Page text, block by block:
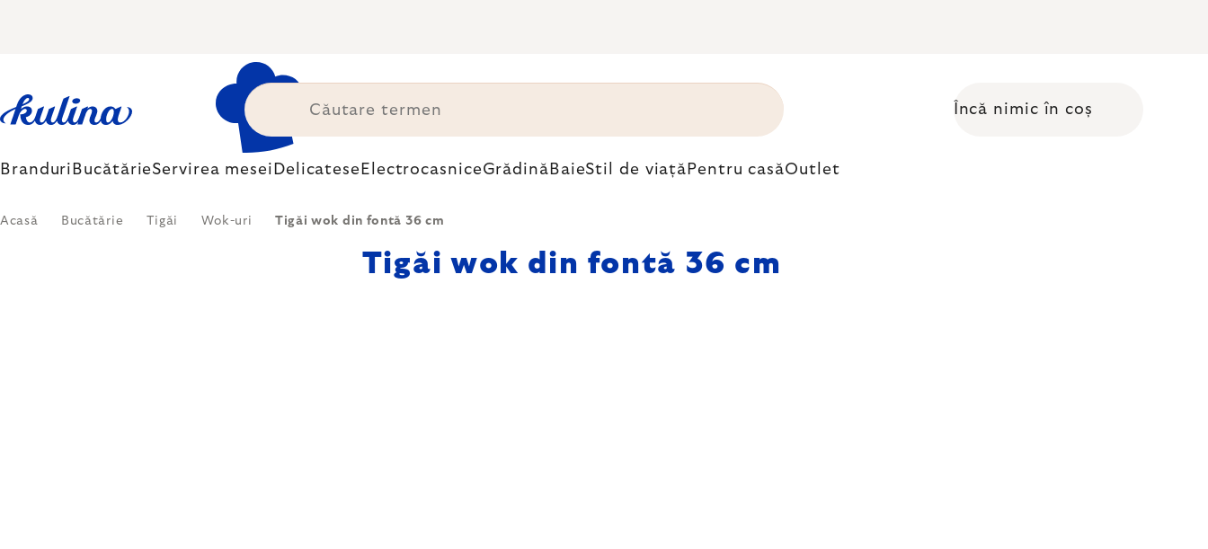
Coş de cumpărături
Încă nimic în coș
Branduri BucătărieServirea mesei Delicatese ElectrocasniceGrădină BaieStil de viață Pentru casăOutlet
Acasă Bucătărie Tigăi Wok-uri Tigăi wok din fontă 36 cm
Tigăi wok din fontă 36 cm